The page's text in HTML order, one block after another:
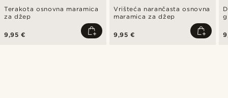
Terakota osnovna maramica
za džep
9,95 €
Vrišteća narančasta osnovna
maramica za džep
9,95 €